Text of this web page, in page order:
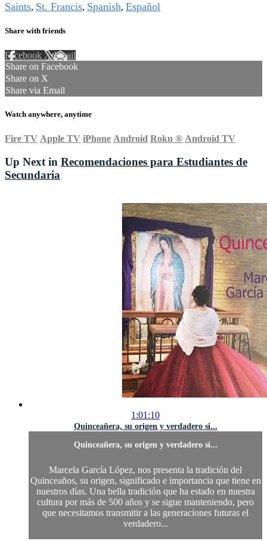
Saints, St. Francis, Spanish, Español
Share with friends
Facebook XEmail
Share on Facebook
Share on X
Share via Email
Watch anywhere, anytime
Fire TV Apple TV iPhone Android Roku ® Android TV
Up Next in Recomendaciones para Estudiantes de
Secundaria
1:01:10
Quinceañera, su origen y verdadero si...
Quinceañera, su origen y verdadero si...
Marcela García López, nos presenta la tradición del
Quinceaños, su origen, significado e importancia que tiene en
nuestros días. Una bella tradición que ha estado en nuestra
cultura por más de 500 años y se sigue manteniendo, pero
que necesitamos transmitir a las generaciones futuras el
verdadero...